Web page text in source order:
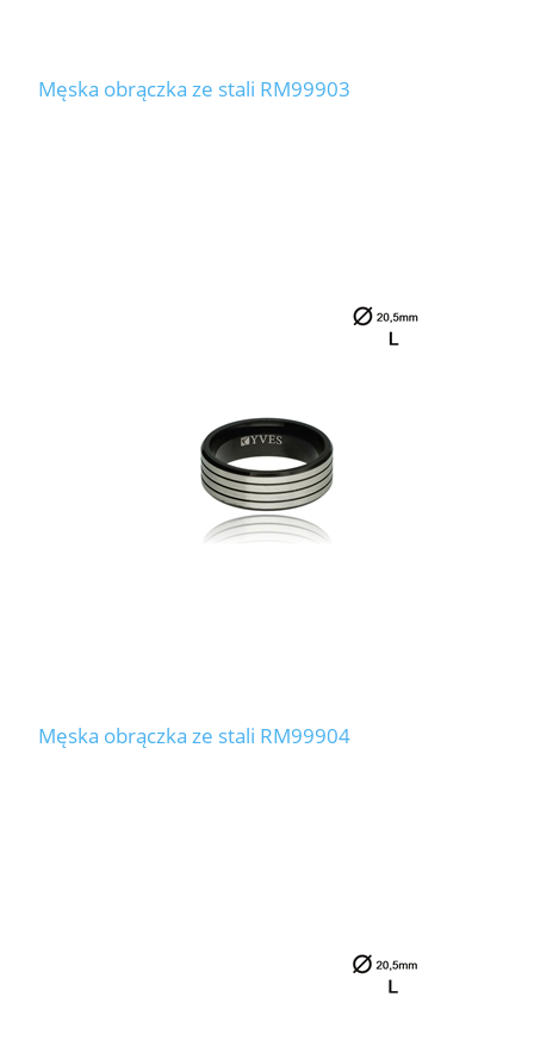
Męska obrączka ze stali RM99903
Męska obrączka ze stali RM99904